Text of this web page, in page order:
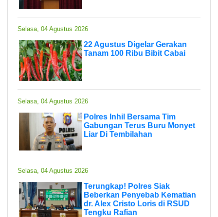
Selasa, 04 Agustus 2026
22 Agustus Digelar Gerakan
Tanam 100 Ribu Bibit Cabai
Selasa, 04 Agustus 2026
Polres Inhil Bersama Tim
Gabungan Terus Buru Monyet
Liar Di Tembilahan
Selasa, 04 Agustus 2026
Terungkap! Polres Siak
Beberkan Penyebab Kematian
dr. Alex Cristo Loris di RSUD
Tengku Rafian